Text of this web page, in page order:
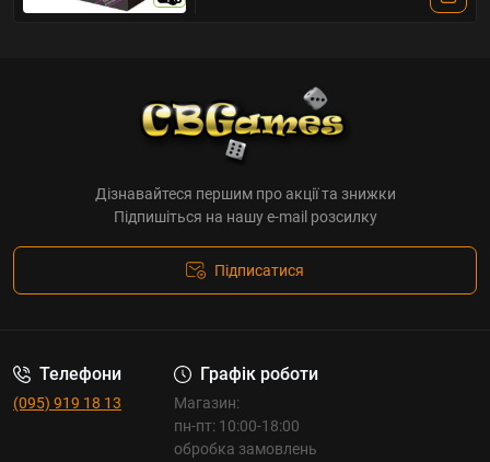
Дізнавайтеся першим про акції та знижки
Підпишіться на нашу e-mail розсилку
Підписатися
Телефони
(095) 919 18 13
Графік роботи
Магазин:
пн-пт: 10:00-18:00
обробка замовлень